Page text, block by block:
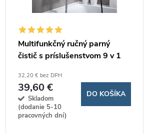
Multifunkčný ručný parný
čistič s príslušenstvom 9 v 1
32,20 € bez DPH
39,60 €
Skladom
(dodanie 5-10
pracovných dní)
DO KOŠÍKA